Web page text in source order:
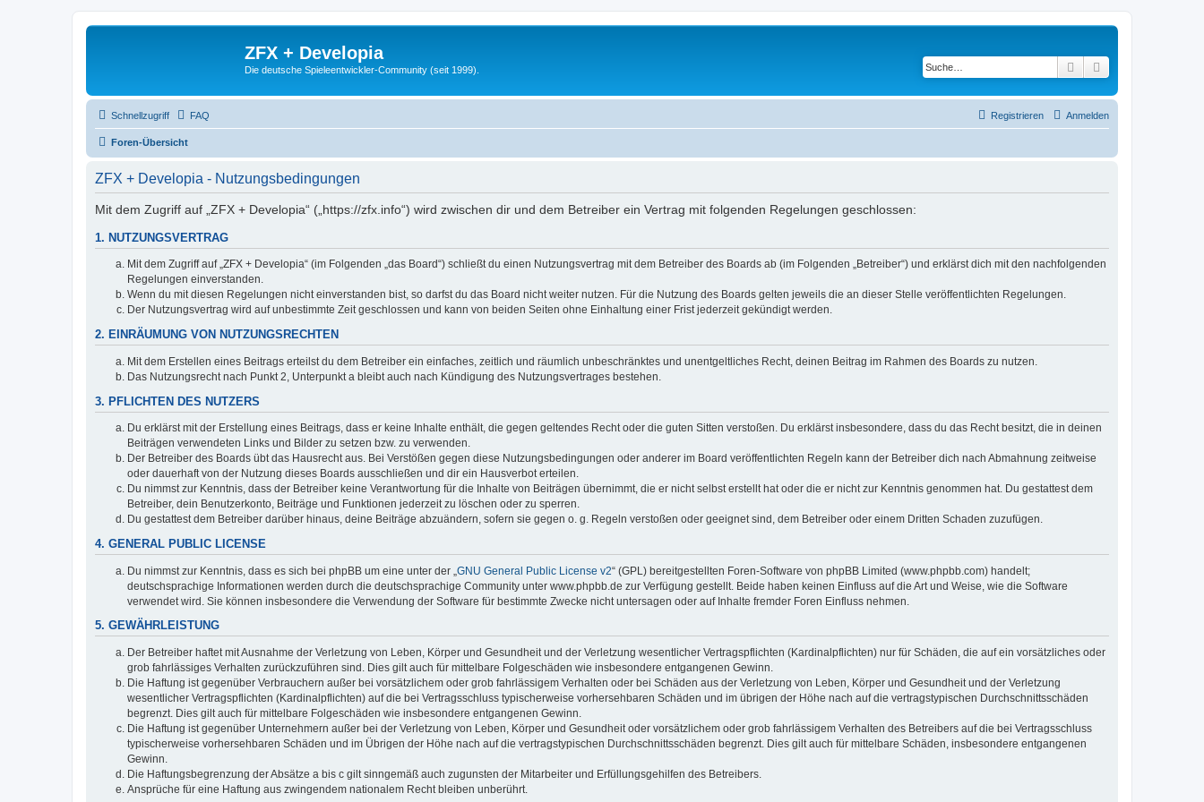
ZFX + Developia
Die deutsche Spieleentwickler-Community (seit 1999). Suche
Schnellzugriff FAQ Anmelden
Registrieren
Foren-Übersicht
ZFX + Developia - Nutzungsbedingungen
Mit dem Zugriff auf „ZFX + Developia“ („https://zfx.info“) wird zwischen dir und dem Betreiber ein Vertrag mit folgenden Regelungen geschlossen:
1. NUTZUNGSVERTRAG
Mit dem Zugriff auf „ZFX + Developia“ (im Folgenden „das Board“) schließt du einen Nutzungsvertrag mit dem Betreiber des Boards ab (im Folgenden „Betreiber“) und erklärst dich mit den nachfolgenden
Regelungen einverstanden.
Wenn du mit diesen Regelungen nicht einverstanden bist, so darfst du das Board nicht weiter nutzen. Für die Nutzung des Boards gelten jeweils die an dieser Stelle veröffentlichten Regelungen.
Der Nutzungsvertrag wird auf unbestimmte Zeit geschlossen und kann von beiden Seiten ohne Einhaltung einer Frist jederzeit gekündigt werden.
2. EINRÄUMUNG VON NUTZUNGSRECHTEN
Mit dem Erstellen eines Beitrags erteilst du dem Betreiber ein einfaches, zeitlich und räumlich unbeschränktes und unentgeltliches Recht, deinen Beitrag im Rahmen des Boards zu nutzen.
Das Nutzungsrecht nach Punkt 2, Unterpunkt a bleibt auch nach Kündigung des Nutzungsvertrages bestehen.
3. PFLICHTEN DES NUTZERS
Du erklärst mit der Erstellung eines Beitrags, dass er keine Inhalte enthält, die gegen geltendes Recht oder die guten Sitten verstoßen. Du erklärst insbesondere, dass du das Recht besitzt, die in deinen
Beiträgen verwendeten Links und Bilder zu setzen bzw. zu verwenden.
Der Betreiber des Boards übt das Hausrecht aus. Bei Verstößen gegen diese Nutzungsbedingungen oder anderer im Board veröffentlichten Regeln kann der Betreiber dich nach Abmahnung zeitweise
oder dauerhaft von der Nutzung dieses Boards ausschließen und dir ein Hausverbot erteilen.
Du nimmst zur Kenntnis, dass der Betreiber keine Verantwortung für die Inhalte von Beiträgen übernimmt, die er nicht selbst erstellt hat oder die er nicht zur Kenntnis genommen hat. Du gestattest dem
Betreiber, dein Benutzerkonto, Beiträge und Funktionen jederzeit zu löschen oder zu sperren.
Du gestattest dem Betreiber darüber hinaus, deine Beiträge abzuändern, sofern sie gegen o. g. Regeln verstoßen oder geeignet sind, dem Betreiber oder einem Dritten Schaden zuzufügen.
4. GENERAL PUBLIC LICENSE
Du nimmst zur Kenntnis, dass es sich bei phpBB um eine unter der „ GNU General Public License v2“ (GPL) bereitgestellten Foren-Software von phpBB Limited (www.phpbb.com) handelt;
deutschsprachige Informationen werden durch die deutschsprachige Community unter www.phpbb.de zur Verfügung gestellt. Beide haben keinen Einfluss auf die Art und Weise, wie die Software
verwendet wird. Sie können insbesondere die Verwendung der Software für bestimmte Zwecke nicht untersagen oder auf Inhalte fremder Foren Einfluss nehmen.
5. GEWÄHRLEISTUNG
Der Betreiber haftet mit Ausnahme der Verletzung von Leben, Körper und Gesundheit und der Verletzung wesentlicher Vertragspflichten (Kardinalpflichten) nur für Schäden, die auf ein vorsätzliches oder
grob fahrlässiges Verhalten zurückzuführen sind. Dies gilt auch für mittelbare Folgeschäden wie insbesondere entgangenen Gewinn.
Die Haftung ist gegenüber Verbrauchern außer bei vorsätzlichem oder grob fahrlässigem Verhalten oder bei Schäden aus der Verletzung von Leben, Körper und Gesundheit und der Verletzung
wesentlicher Vertragspflichten (Kardinalpflichten) auf die bei Vertragsschluss typischerweise vorhersehbaren Schäden und im übrigen der Höhe nach auf die vertragstypischen Durchschnittsschäden
begrenzt. Dies gilt auch für mittelbare Folgeschäden wie insbesondere entgangenen Gewinn.
Die Haftung ist gegenüber Unternehmern außer bei der Verletzung von Leben, Körper und Gesundheit oder vorsätzlichem oder grob fahrlässigem Verhalten des Betreibers auf die bei Vertragsschluss
typischerweise vorhersehbaren Schäden und im Übrigen der Höhe nach auf die vertragstypischen Durchschnittsschäden begrenzt. Dies gilt auch für mittelbare Schäden, insbesondere entgangenen
Gewinn.
Die Haftungsbegrenzung der Absätze a bis c gilt sinngemäß auch zugunsten der Mitarbeiter und Erfüllungsgehilfen des Betreibers.
Ansprüche für eine Haftung aus zwingendem nationalem Recht bleiben unberührt.